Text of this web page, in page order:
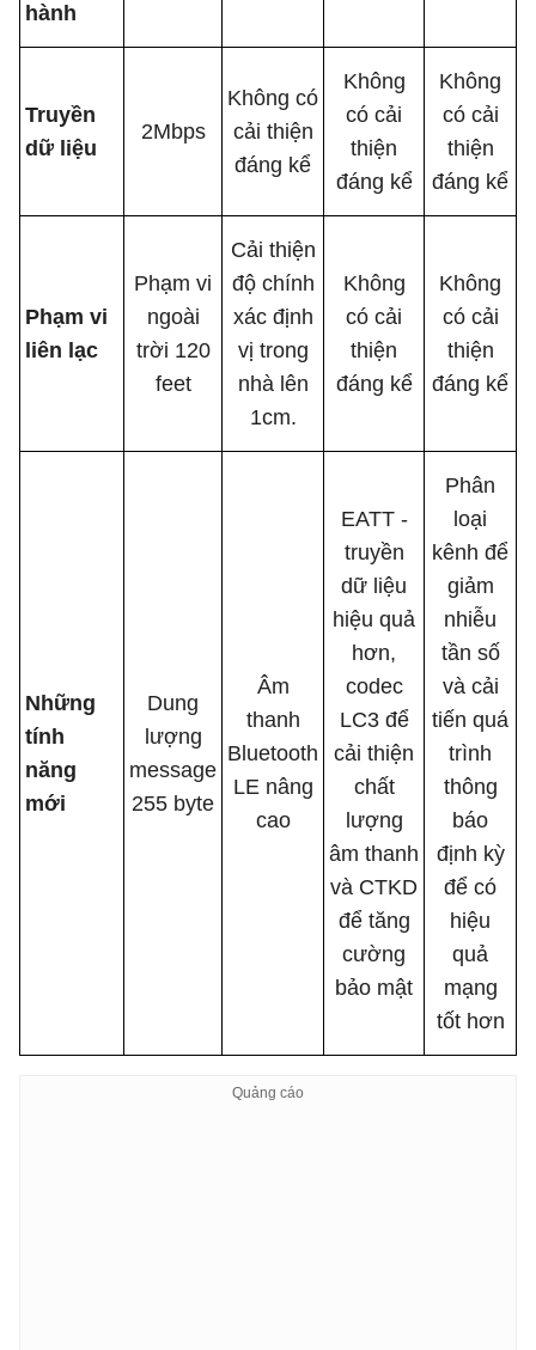
hành
Truyền
dữ liệu
2Mbps
Không có
cải thiện
đáng kể
Không
có cải
thiện
đáng kể
Không
có cải
thiện
đáng kể
Phạm vi
liên lạc
Phạm vi
ngoài
trời 120
feet
Cải thiện
độ chính
xác định
vị trong
nhà lên
1cm.
Không
có cải
thiện
đáng kể
Không
có cải
thiện
đáng kể
Những
tính
năng
mới
Dung
lượng
message
255 byte
Âm
thanh
Bluetooth
LE nâng
cao
EATT -
truyền
dữ liệu
hiệu quả
hơn,
codec
LC3 để
cải thiện
chất
lượng
âm thanh
và CTKD
để tăng
cường
bảo mật
Phân
loại
kênh để
giảm
nhiễu
tần số
và cải
tiến quá
trình
thông
báo
định kỳ
để có
hiệu
quả
mạng
tốt hơn